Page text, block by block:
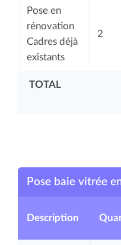
Pose en
rénovation
Cadres déjà
existants
2
Description
Pose baie vitrée